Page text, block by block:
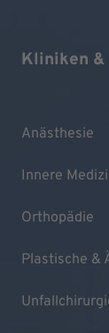
Kliniken &
Anästhesie
Innere
Orthopädie
Plastische &